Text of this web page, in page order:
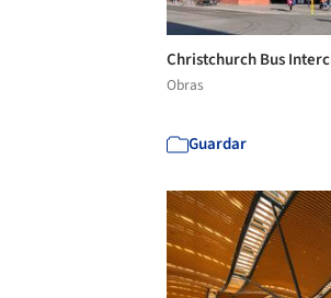
Christchurch Bus
Obras
Guardar